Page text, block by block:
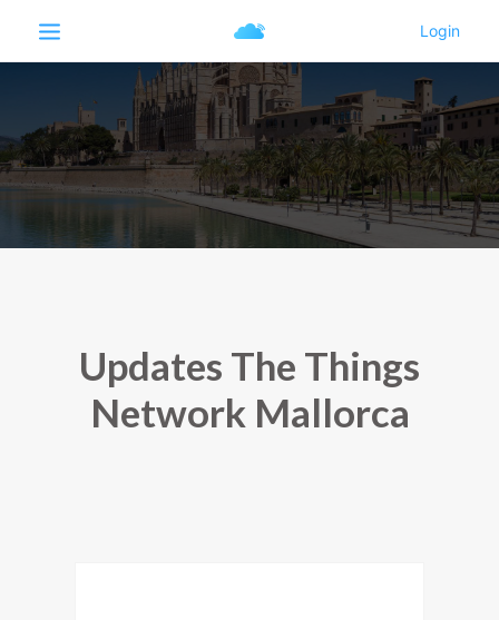
Updates The Things
Network Mallorca